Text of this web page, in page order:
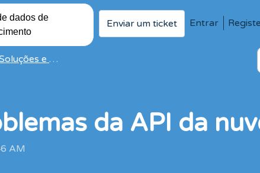
dados de
Enviar um ticket Entrar
e artigos
da API da
AM